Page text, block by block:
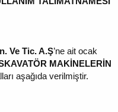
Ve Tic. A.Ş’ne ait ocak
MAKİNELERİN
aşağıda verilmiştir.